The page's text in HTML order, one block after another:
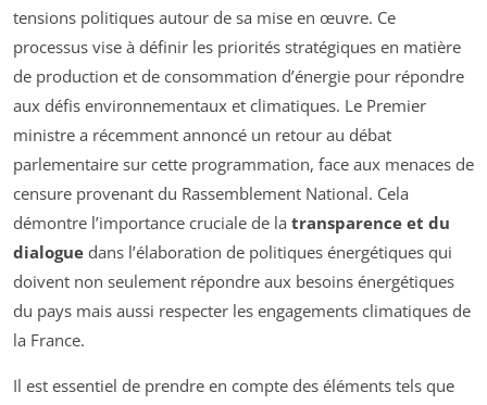
tensions politiques autour de sa mise en œuvre. Ce
processus vise à définir les priorités stratégiques en matière
de production et de consommation d’énergie pour répondre
aux défis environnementaux et climatiques. Le Premier
ministre a récemment annoncé un retour au débat
parlementaire sur cette programmation, face aux menaces de
censure provenant du Rassemblement National. Cela
démontre l’importance cruciale de la transparence et du
dialogue dans l’élaboration de politiques énergétiques qui
doivent non seulement répondre aux besoins énergétiques
du pays mais aussi respecter les engagements climatiques de
la France.
Il est essentiel de prendre en compte des éléments tels que